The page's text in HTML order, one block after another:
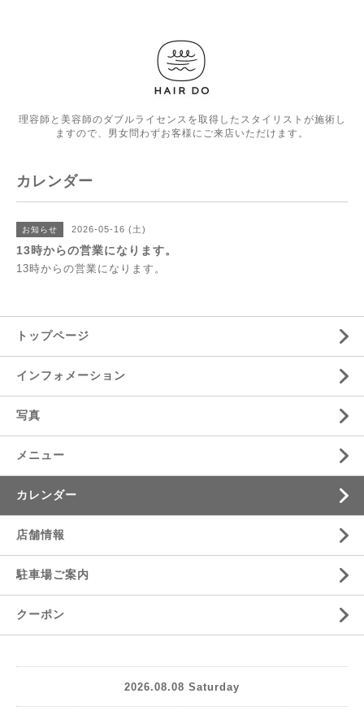
理容師と美容師のダブルライセンスを取得したスタイリストが施術し
ますので、男女問わずお客様にご来店いただけます。
カレンダー
お知らせ 2026-05-16 (土)
13時からの営業になります。
13時からの営業になります。
トップページ
インフォメーション
写真
メニュー
カレンダー
店舗情報
駐車場ご案内
クーポン
2026.08.08 Saturday